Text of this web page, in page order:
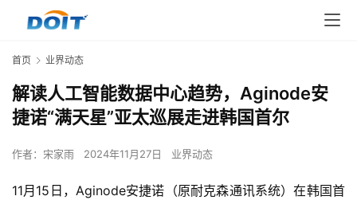
首页 业界动态
解读人工智能数据中心趋势，Aginode安
捷诺“满天星”亚太巡展走进韩国首尔
作者： 宋家雨 2024年11月27日 业界动态
11月15日，Aginode安捷诺（原耐克森通讯系统）在韩国首